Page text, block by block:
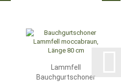
Lammfell
Bauchgurtschoner